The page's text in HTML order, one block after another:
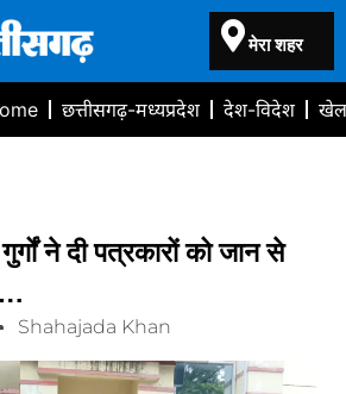
मेरा शहर
छत्तीसगढ़-मध्यप्रदेश देश-विदेश
ने दी पत्रकारों को जान से
Shahajada Khan